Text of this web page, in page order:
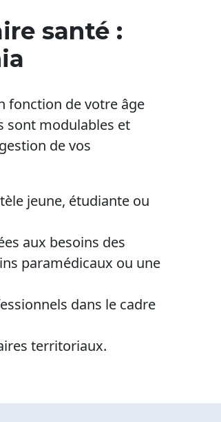
santé :
fonction de votre âge
sont modulables et
de vos
jeune, étudiante ou
aux besoins des
paramédicaux ou une
dans le cadre
territoriaux.